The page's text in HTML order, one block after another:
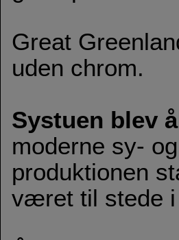
Great
uden chrom.
Systuen blev
moderne sy-
produktionen
været til stede i